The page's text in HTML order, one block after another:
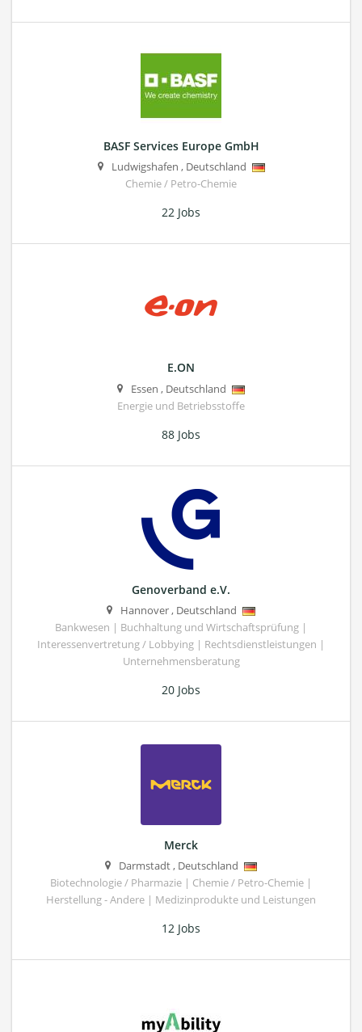
BASF Services Europe GmbH
Ludwigshafen , Deutschland
Chemie / Petro-Chemie
22 Jobs
E.ON
Essen , Deutschland
Energie und Betriebsstoffe
88 Jobs
Genoverband e.V.
Hannover, Deutschland
Bankwesen | Buchhaltung und Wirtschaftsprüfung |
Interessenvertretung / Lobbying | Rechtsdienstleistungen |
Unternehmensberatung
20 Jobs
Merck
Darmstadt, Deutschland
Biotechnologie / Pharmazie | Chemie / Petro-Chemie |
Herstellung - Andere | Medizinprodukte und Leistungen
12 Jobs